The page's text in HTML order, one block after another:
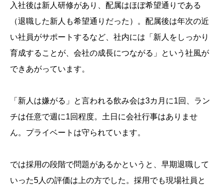
入社後は新人研修があり、配属はほぼ希望通りである
（退職した新人も希望通りだった）。配属後は年次の近
い社員がサポートするなど、社内には「新人をしっかり
育成することが、会社の成長につながる」という社風が
できあがっています。
「新人は嫌がる」と言われる飲み会は3カ月に1回、ラン
チは任意で週に1回程度。土日に会社行事はありませ
ん。プライベートは守られています。
では採用の段階で問題があるかというと、早期退職して
いった5人の評価は上の方でした。採用でも現場社員と